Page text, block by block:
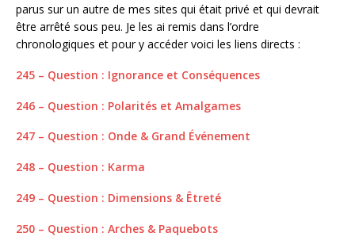
parus sur un autre de mes sites qui était privé et qui devrait
être arrêté sous peu. Je les ai remis dans l’ordre
chronologiques et pour y accéder voici les liens directs :
245 – Question : Ignorance et Conséquences
246 – Question : Polarités et Amalgames
247 – Question : Onde & Grand Événement
248 – Question : Karma
249 – Question : Dimensions & Êtreté
250 – Question : Arches & Paquebots